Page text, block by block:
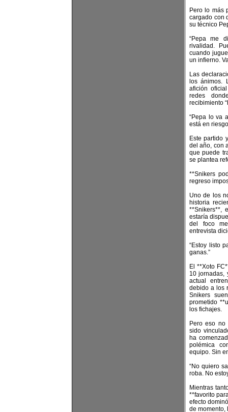
Pero lo más
cargado con
su técnico
“Pepa me
rivalidad.
cuando
un infierno.
Las
los ánimos.
afición
redes
recibimiento
“Pepa lo va
está en
Este partido
del año, con
que puede
se plantea
**Snikers
regreso
Uno de los
historia
**Snikers**,
estaría
del foco
entrevista
“Estoy listo
ganas.”
El **Xoto
10 jornadas,
actual
debido a los
Snikers
prometido
los fichajes.
Pero eso
sido
ha
polémica
equipo. Sin
“No quiero
roba. No
Mientras
**favorito
efecto
de momento,